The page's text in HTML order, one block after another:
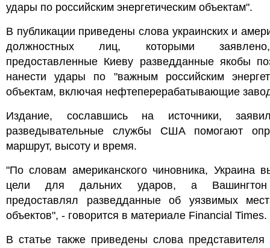
удары по российским энергетическим объектам".
В публикации приведены слова украинских и
должностных лиц, которыми
предоставленные Киеву разведданные якобы
нанести удары по "важным российским
объектам, включая нефтеперерабатывающие
Издание, сославшись на источники,
разведывательные службы США помогают
маршрут, высоту и время.
"По словам американского чиновника, Украина
цели для дальних ударов, а
предоставлял разведданные об уязвимых
объектов", - говорится в материале Financial Times.
В статье также приведены слова